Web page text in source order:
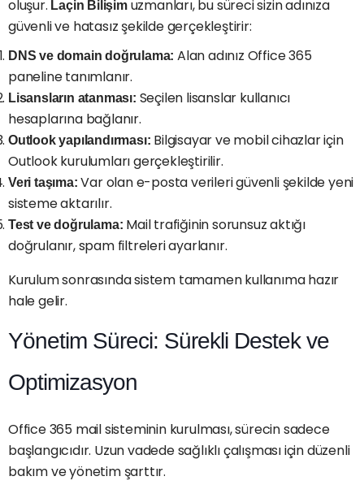
oluşur. Laçin Bilişimuzmanları, bu süreci sizin adınıza
güvenli ve hatasız şekilde gerçekleştirir:
DNS ve domain doğrulama: Alan adınız Office 365
paneline tanımlanır.
Lisansların atanması: Seçilen lisanslar kullanıcı
hesaplarına bağlanır.
Outlook yapılandırması: Bilgisayar ve mobil cihazlar için
Outlook kurulumları gerçekleştirilir.
Veri taşıma: Var olan e-posta verileri güvenli şekilde yeni
sisteme aktarılır.
Test ve doğrulama: Mail trafiğinin sorunsuz aktığı
doğrulanır, spam filtreleri ayarlanır.
Kurulum sonrasında sistem tamamen kullanıma hazır
hale gelir.
Yönetim Süreci: Sürekli Destek ve
Optimizasyon
Office 365 mail sisteminin kurulması, sürecin sadece
başlangıcıdır. Uzun vadede sağlıklı çalışması için düzenli
bakım ve yönetim şarttır.